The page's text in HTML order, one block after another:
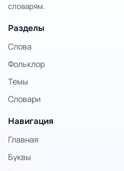
словарям.
Разделы
Слова
Фольклор
Темы
Словари
Навигация
Главная
Буквы